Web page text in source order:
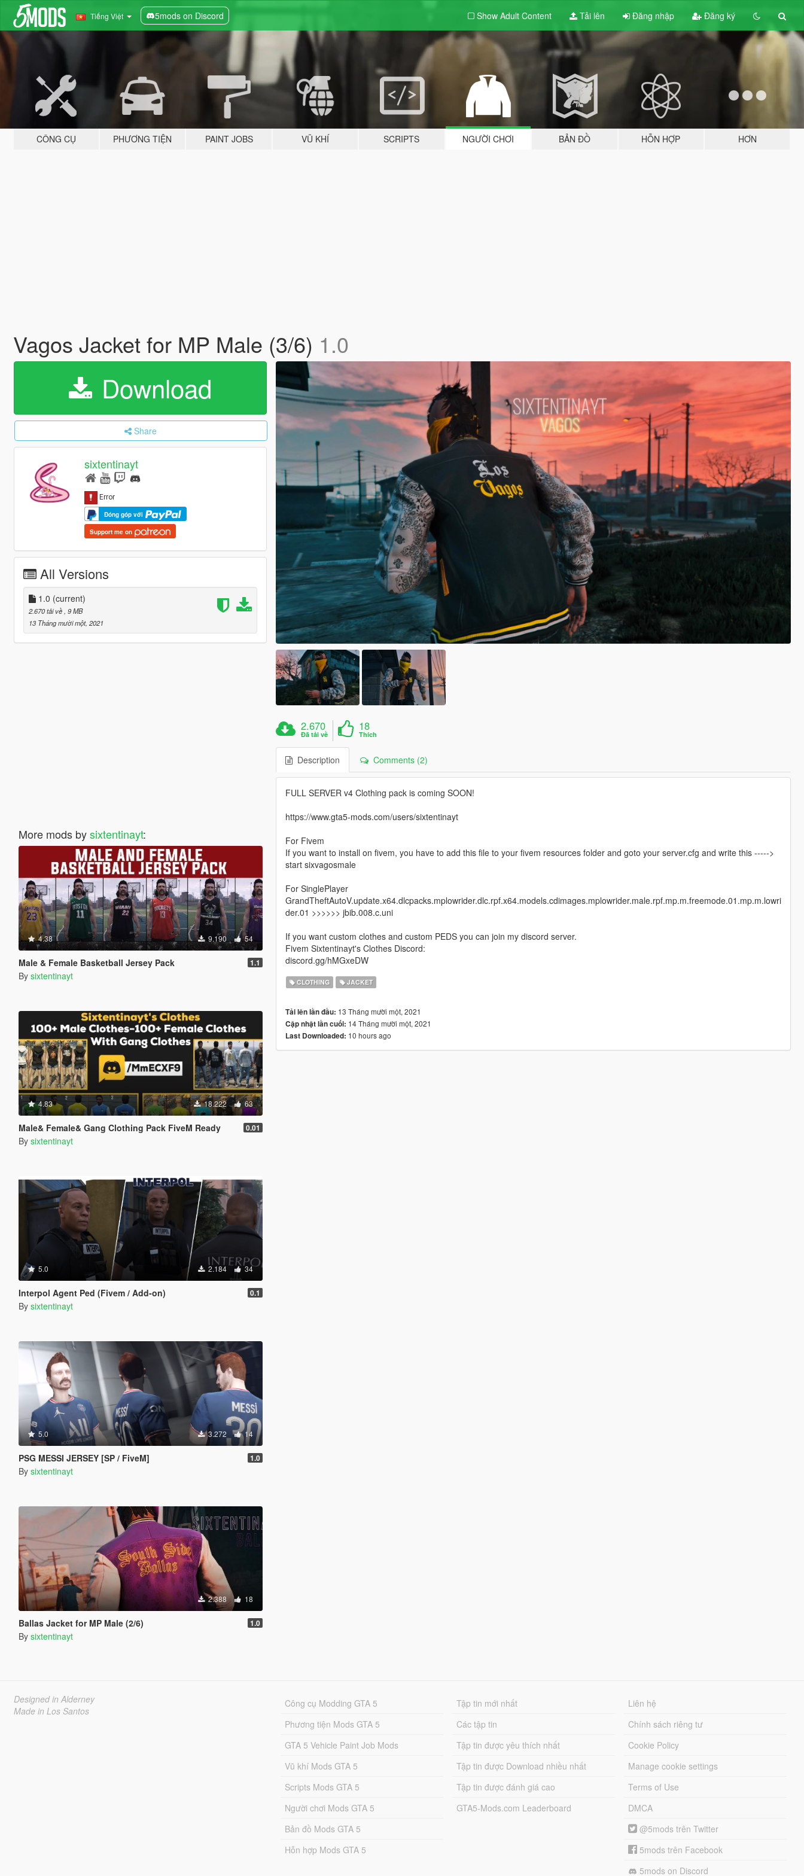
Tiếng Việt 5mods on Discord Show Adult Content Tải lên Đăng nhập Đăng ký
CÔNG CỤ PHƯƠNG TIỆN PAINT JOBS VŨ KHÍ SCRIPTS NGƯỜI CHƠI BẢN ĐỒ HỖN HỢP HƠN
Vagos Jacket for MP Male (3/6) 1.0
Download
Share
sixtentinayt
Đóng góp với
Support me on
All Versions
1.0 (current)
2.670 tải về , 9 MB
13 Tháng mười một, 2021
More mods bysixtentinayt:
4.38 9.190 54
Male & Female Basketball Jersey Pack 1.1
By sixtentinayt
4.83 18.222 63
Male& Female& Gang Clothing Pack FiveM Ready 0.01
By sixtentinayt
5.0 2.184 34
Interpol Agent Ped (Fivem / Add-on) 0.1
By sixtentinayt
5.0 3.272 14
PSG MESSI JERSEY [SP / FiveM] 1.0
By sixtentinayt
2.388 18
Ballas Jacket for MP Male (2/6) 1.0
By sixtentinayt
2.670
Đã tải về
18
Thích
Description Comments (2)
FULL SERVER v4 Clothing pack is coming SOON!
https://www.gta5-mods.com/users/sixtentinayt
For Fivem
If you want to install on fivem, you have to add this file to your fivem resources folder and goto your server.cfg and write this ----->
start sixvagosmale
For SinglePlayer
GrandTheftAutoV.update.x64.dlcpacks.mplowrider.dlc.rpf.x64.models.cdimages.mplowrider.male.rpf.mp.m.freemode.01.mp.m.lowri
der.01 >>>>>> jbib.008.c.uni
If you want custom clothes and custom PEDS you can join my discord server.
Fivem Sixtentinayt's Clothes Discord:
discord.gg/hMGxeDW
CLOTHING JACKET
Tải lên lần đầu: 13 Tháng mười một, 2021
Cập nhật lần cuối: 14 Tháng mười một, 2021
Last Downloaded: 10 hours ago
Designed in Alderney
Made in Los Santos
Công cụ Modding GTA 5
Phương tiện Mods GTA 5
GTA 5 Vehicle Paint Job Mods
Vũ khí Mods GTA 5
Scripts Mods GTA 5
Người chơi Mods GTA 5
Bản đồ Mods GTA 5
Hỗn hợp Mods GTA 5
Tập tin mới nhất
Các tập tin
Tập tin được yêu thích nhất
Tập tin được Download nhiều nhất
Tập tin được đánh giá cao
GTA5-Mods.com Leaderboard
Liên hệ
Chính sách riêng tư
Cookie Policy
Manage cookie settings
Terms of Use
DMCA
@5mods trên Twitter
5mods trên Facebook
5mods on Discord